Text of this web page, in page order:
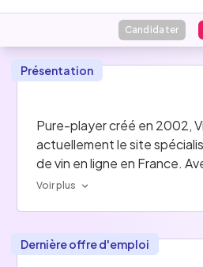
Candidater
Présentation
Pure-player créé en 2002,
actuellement le site
de vin en ligne en France.
références de vins,
Grâce à nos 120
aujourd’hui plus de 300 000
Voir plus
Dernière offre d'emploi